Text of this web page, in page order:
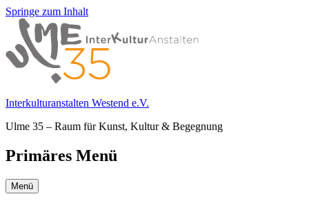
Springe zum Inhalt
Interkulturanstalten Westend e.V.
Ulme 35 – Raum für Kunst, Kultur & Begegnung
Primäres Menü
Menü